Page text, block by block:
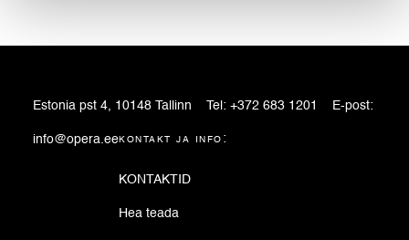
Estonia pst 4, 10148 Tallinn Tel: +372 683 1201 E-post:
info@opera.eekontakt ja info:
KONTAKTID
Hea teada